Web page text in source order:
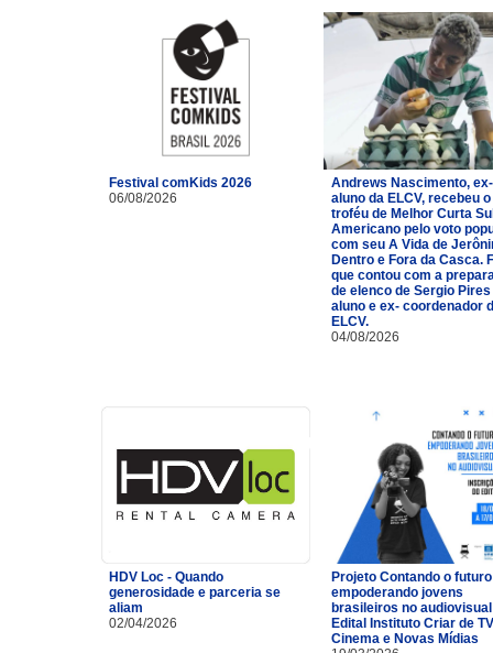
Festival comKids 2026
06/08/2026
Andrews Nascimento, ex-
aluno da ELCV, recebeu o
troféu de Melhor Curta
Americano pelo voto
com seu A Vida de
Dentro e Fora da Casca.
que contou com a
de elenco de Sergio
aluno e ex- coordenador
ELCV.
04/08/2026
HDV Loc - Quando
generosidade e parceria se
aliam
02/04/2026
Projeto Contando o
empoderando jovens
brasileiros no
Edital Instituto Criar de
Cinema e Novas Mídias